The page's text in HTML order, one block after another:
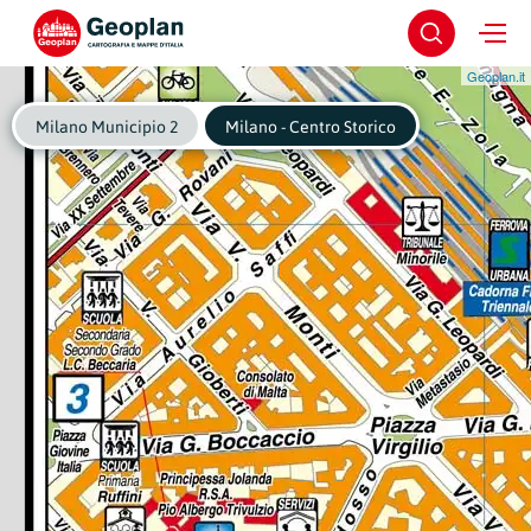
Geoplan.it
Milano Municipio 2 Milano - Centro Storico